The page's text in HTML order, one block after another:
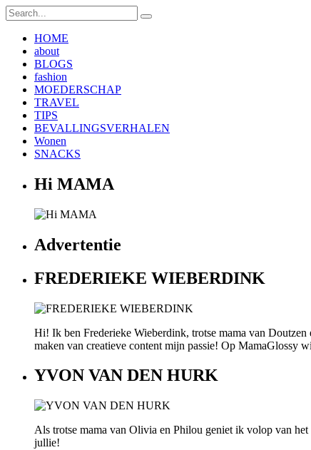
HOME
about
BLOGS
fashion
MOEDERSCHAP
TRAVEL
TIPS
BEVALLINGSVERHALEN
Wonen
SNACKS
Hi MAMA
Advertentie
FREDERIEKE WIEBERDINK
Hi! Ik ben Frederieke Wieberdink, trotse mama van
maken van creatieve content mijn passie! Op MamaGlossy
YVON VAN DEN HURK
Als trotse mama van Olivia en Philou geniet ik volop van
jullie!